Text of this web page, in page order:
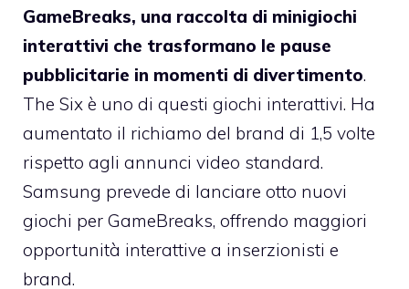
GameBreaks, una raccolta di minigiochi
interattivi che trasformano le pause
pubblicitarie in momenti di divertimento.
The Six è uno di questi giochi interattivi. Ha
aumentato il richiamo del brand di 1,5 volte
rispetto agli annunci video standard.
Samsung prevede di lanciare otto nuovi
giochi per GameBreaks, offrendo maggiori
opportunità interattive a inserzionisti e
brand.